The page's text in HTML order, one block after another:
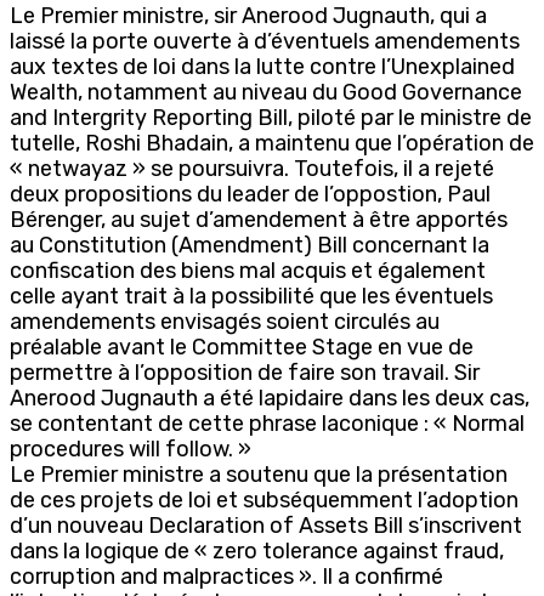
Le Premier ministre, sir Anerood Jugnauth, qui a
laissé la porte ouverte à d’éventuels amendements
aux textes de loi dans la lutte contre l’Unexplained
Wealth, notamment au niveau du Good Governance
and Intergrity Reporting Bill, piloté par le ministre de
tutelle, Roshi Bhadain, a maintenu que l’opération de
« netwayaz » se poursuivra. Toutefois, il a rejeté
deux propositions du leader de l’oppostion, Paul
Bérenger, au sujet d’amendement à être apportés
au Constitution (Amendment) Bill concernant la
confiscation des biens mal acquis et également
celle ayant trait à la possibilité que les éventuels
amendements envisagés soient circulés au
préalable avant le Committee Stage en vue de
permettre à l’opposition de faire son travail. Sir
Anerood Jugnauth a été lapidaire dans les deux cas,
se contentant de cette phrase laconique : « Normal
procedures will follow. »
Le Premier ministre a soutenu que la présentation
de ces projets de loi et subséquemment l’adoption
d’un nouveau Declaration of Assets Bill s’inscrivent
dans la logique de « zero tolerance against fraud,
corruption and malpractices ». Il a confirmé